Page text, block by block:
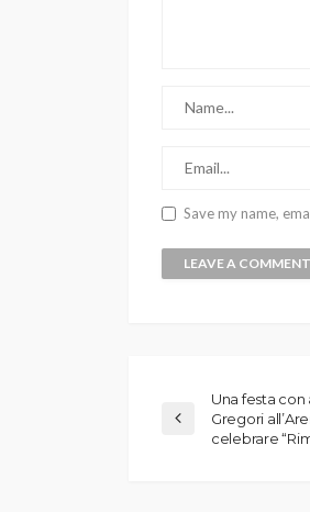
Save my name,
Una festa
Gregori
celebrare